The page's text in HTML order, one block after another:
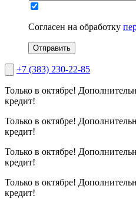
Согласен на обработку
Отправить
+7 (383) 230-22-85
Только в октябре!
кредит!
Только в октябре!
кредит!
Только в октябре!
кредит!
Только в октябре!
кредит!